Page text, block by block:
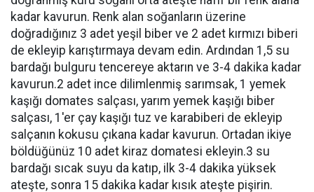
kadar kavurun. Renk alan soğanların üzerine
doğradığınız 3 adet yeşil biber ve 2 adet kırmızı biberi
de ekleyip karıştırmaya devam edin. Ardından 1,5 su
bardağı bulguru tencereye aktarın ve 3-4 dakika kadar
kavurun.2 adet ince dilimlenmiş sarımsak, 1 yemek
kaşığı domates salçası, yarım yemek kaşığı biber
salçası, 1'er çay kaşığı tuz ve karabiberi de ekleyip
salçanın kokusu çıkana kadar kavurun. Ortadan ikiye
böldüğünüz 10 adet kiraz domatesi ekleyin.3 su
bardağı sıcak suyu da katıp, ilk 3-4 dakika yüksek
ateşte, sonra 15 dakika kadar kısık ateşte pişirin.